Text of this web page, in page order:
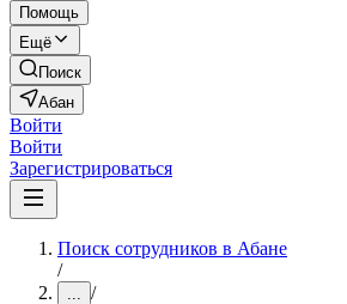
Помощь
Ещё
Поиск
Абан
Войти
Войти
Зарегистрироваться
Поиск сотрудников в Абане
/
... /